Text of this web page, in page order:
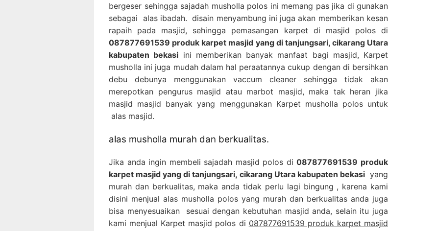
bergeser sehingga sajadah musholla polos ini memang pas jika di gunakan
sebagai alas ibadah. disain menyambung ini juga akan memberikan kesan
rapaih pada masjid, sehingga pemasangan karpet di masjid polos di
087877691539 produk karpet masjid yang di tanjungsari, cikarang Utara
kabupaten bekasi ini memberikan banyak manfaat bagi masjid, Karpet
musholla ini juga mudah dalam hal peraatannya cukup dengan di bersihkan
debu debunya menggunakan vaccum cleaner sehingga tidak akan
merepotkan pengurus masjid atau marbot masjid, maka tak heran jika
masjid masjid banyak yang menggunakan Karpet musholla polos untuk
alas masjid.
alas musholla murah dan berkualitas.
Jika anda ingin membeli sajadah masjid polos di087877691539 produk
karpet masjid yang di tanjungsari, cikarang Utara kabupaten bekasiyang
murah dan berkualitas, maka anda tidak perlu lagi bingung , karena kami
disini menjual alas musholla polos yang murah dan berkualitas anda juga
bisa menyesuaikan sesuai dengan kebutuhan masjid anda, selain itu juga
kami menjual Karpet masjid polos di 087877691539 produk karpet masjid